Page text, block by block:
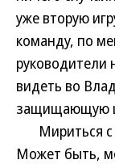
уже вторую
команду, по
руководители
видеть во
защищающую
Мириться с
Может быть,